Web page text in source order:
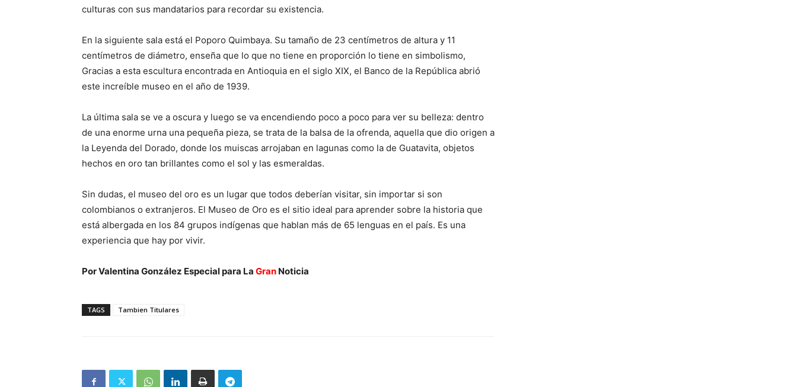
culturas con sus mandatarios para recordar su existencia.
En la siguiente sala está el Poporo Quimbaya. Su tamaño de 23 centímetros de altura y 11
centímetros de diámetro, enseña que lo que no tiene en proporción lo tiene en simbolismo,
Gracias a esta escultura encontrada en Antioquia en el siglo XIX, el Banco de la República abrió
este increíble museo en el año de 1939.
La última sala se ve a oscura y luego se va encendiendo poco a poco para ver su belleza: dentro
de una enorme urna una pequeña pieza, se trata de la balsa de la ofrenda, aquella que dio origen a
la Leyenda del Dorado, donde los muiscas arrojaban en lagunas como la de Guatavita, objetos
hechos en oro tan brillantes como el sol y las esmeraldas.
Sin dudas, el museo del oro es un lugar que todos deberían visitar, sin importar si son
colombianos o extranjeros. El Museo de Oro es el sitio ideal para aprender sobre la historia que
está albergada en los 84 grupos indígenas que hablan más de 65 lenguas en el país. Es una
experiencia que hay por vivir.
Por Valentina González Especial para La Gran Noticia
TAGS Tambien Titulares